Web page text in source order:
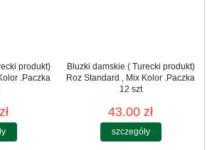
produkt)
.Paczka
Bluzki damskie ( Turecki produkt)
Roz Standard , Mix Kolor .Paczka
12 szt
43.00 zł
szczegóły